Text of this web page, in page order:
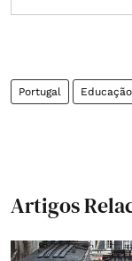
Portugal Educação
Artigos